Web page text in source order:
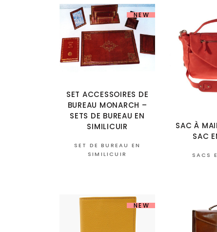
NEW
SET ACCESSOIRES DE
BUREAU MONARCH –
SETS DE BUREAU EN
SIMILICUIR
SET DE BUREAU EN
SIMILICUIR
SAC À
SAC
SACS
NEW